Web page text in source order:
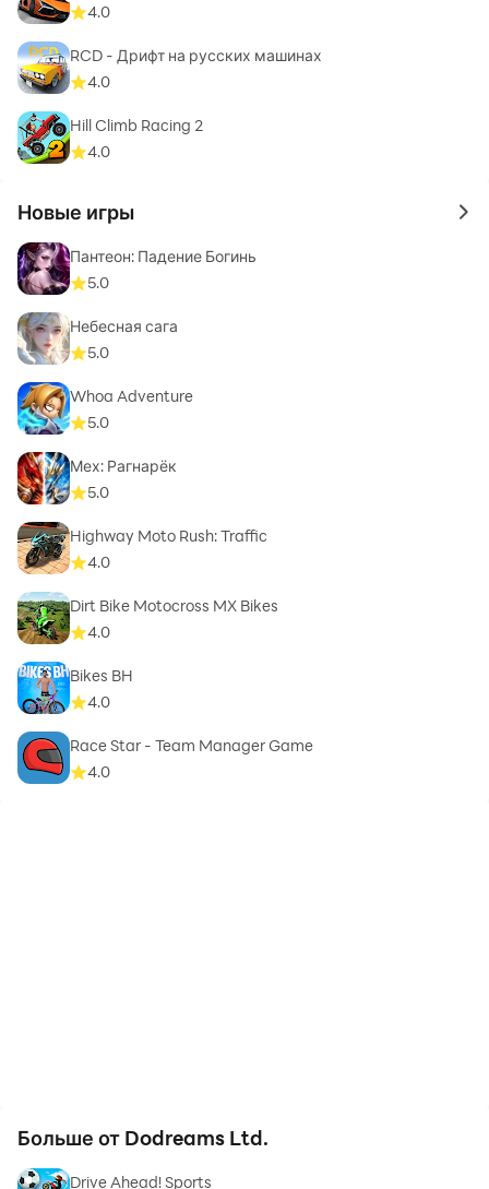
4.0
RCD - Дрифт на русских машинах
4.0
Hill Climb Racing 2
4.0
Новые игры to
Пантеон: Падение Богинь
5.0
Небесная сага
5.0
Whoa Adventure
5.0
Мех: Рагнарёк
5.0
Highway Moto Rush: Traffic
4.0
Dirt Bike Motocross MX Bikes
4.0
Bikes BH
4.0
Race Star - Team Manager Game
4.0
Больше от Dodreams Ltd.
Drive Ahead! Sports